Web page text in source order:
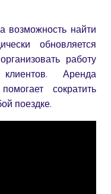
возможность найти
обновляется
работу
Аренда
сократить
поездке.